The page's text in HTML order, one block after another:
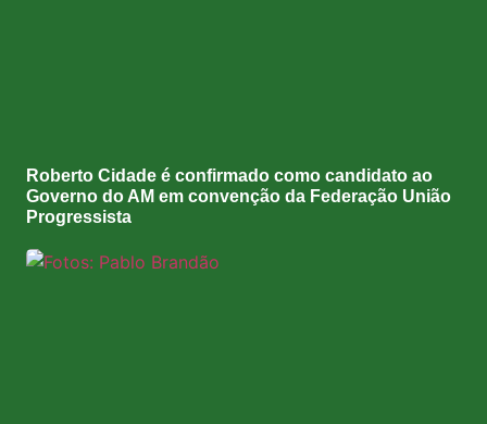
Roberto Cidade é confirmado como candidato ao
Governo do AM em convenção da Federação União
Progressista